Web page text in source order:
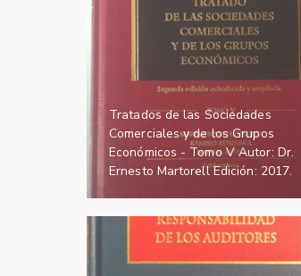
Tratados de las Sociedades
Comerciales y de los Grupos
Económicos - Tomo V Autor: Dr.
Ernesto Martorell Edición: 2017.